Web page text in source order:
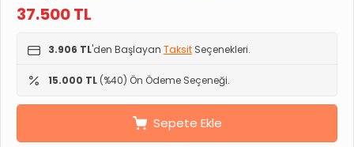
37.500TL
3.906 TL'den Başlayan Taksit Seçenekleri.
15.000 TL (%40) Ön Ödeme Seçeneği.
Sepete Ekle